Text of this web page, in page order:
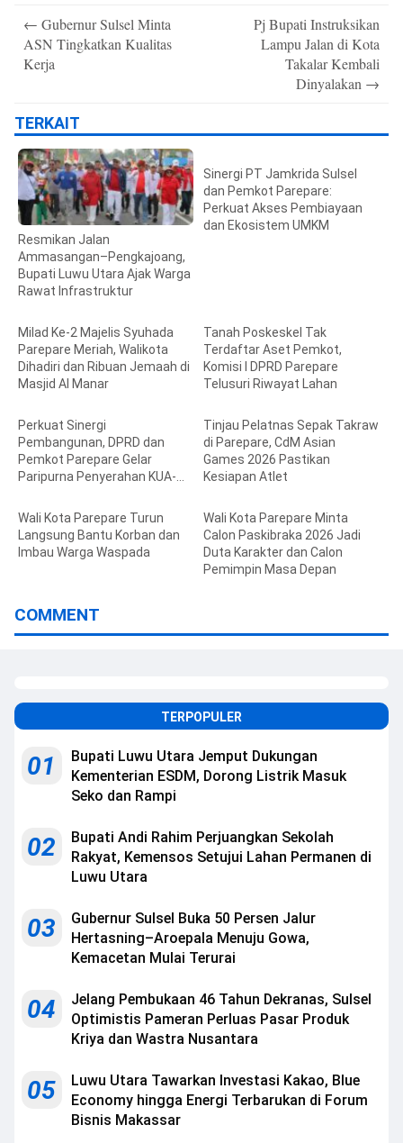
navigation
← Gubernur Sulsel Minta
ASN Tingkatkan Kualitas
Kerja
Pj Bupati Instruksikan
Lampu Jalan di Kota
Takalar Kembali
Dinyalakan →
TERKAIT
Resmikan Jalan
Ammasangan–Pengkajoang,
Bupati Luwu Utara Ajak Warga
Rawat Infrastruktur
Sinergi PT Jamkrida Sulsel
dan Pemkot Parepare:
Perkuat Akses Pembiayaan
dan Ekosistem UMKM
Milad Ke-2 Majelis Syuhada
Parepare Meriah, Walikota
Dihadiri dan Ribuan Jemaah di
Masjid Al Manar
Tanah Poskeskel Tak
Terdaftar Aset Pemkot,
Komisi I DPRD Parepare
Telusuri Riwayat Lahan
Perkuat Sinergi
Pembangunan, DPRD dan
Pemkot Parepare Gelar
Paripurna Penyerahan KUA-
Tinjau Pelatnas Sepak Takraw
di Parepare, CdM Asian
Games 2026 Pastikan
Kesiapan Atlet
Wali Kota Parepare Turun
Langsung Bantu Korban dan
Imbau Warga Waspada
Wali Kota Parepare Minta
Calon Paskibraka 2026 Jadi
Duta Karakter dan Calon
Pemimpin Masa Depan
COMMENT
TERPOPULER
01
Bupati Luwu Utara Jemput Dukungan
Kementerian ESDM, Dorong Listrik Masuk
Seko dan Rampi
02
Bupati Andi Rahim Perjuangkan Sekolah
Rakyat, Kemensos Setujui Lahan Permanen di
Luwu Utara
03
Gubernur Sulsel Buka 50 Persen Jalur
Hertasning–Aroepala Menuju Gowa,
Kemacetan Mulai Terurai
04
Jelang Pembukaan 46 Tahun Dekranas, Sulsel
Optimistis Pameran Perluas Pasar Produk
Kriya dan Wastra Nusantara
05
Luwu Utara Tawarkan Investasi Kakao, Blue
Economy hingga Energi Terbarukan di Forum
Bisnis Makassar